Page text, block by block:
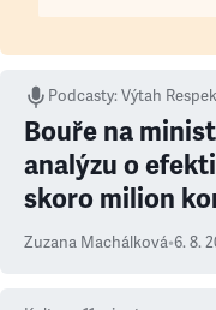
Podcasty:Výtah
Bouře na
analýzu o
skoro milion
Zuzana Machálková•6. 8.